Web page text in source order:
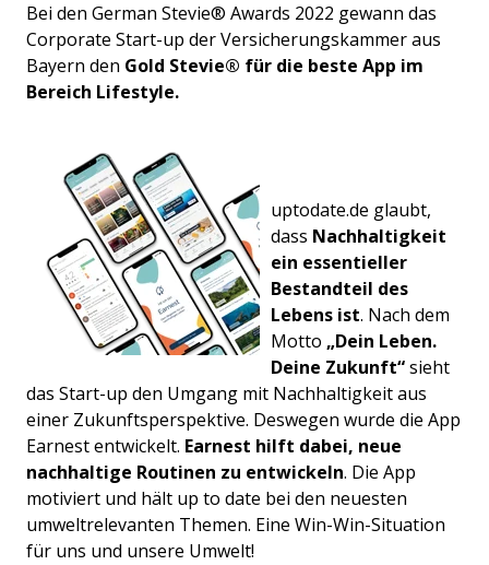
Bei den German Stevie® Awards 2022 gewann das
Corporate Start-up der Versicherungskammer aus
Bayern den Gold Stevie® für die beste App im
Bereich Lifestyle.
uptodate.de glaubt,
dass Nachhaltigkeit
ein essentieller
Bestandteil des
Lebens ist. Nach dem
Motto „Dein Leben.
Deine Zukunft“sieht
das Start-up den Umgang mit Nachhaltigkeit aus
einer Zukunftsperspektive. Deswegen wurde die App
Earnest entwickelt. Earnest hilft dabei, neue
nachhaltige Routinen zu entwickeln. Die App
motiviert und hält up to date bei den neuesten
umweltrelevanten Themen. Eine Win-Win-Situation
für uns und unsere Umwelt!